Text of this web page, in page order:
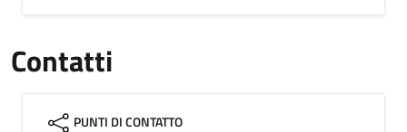
Contatti
PUNTI DI CONTATTO